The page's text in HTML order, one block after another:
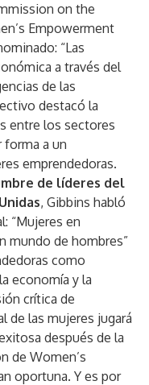
on the
Empowerment
“Las
a través del
de las
destacó la
entre los sectores
forma a un
emprendedoras.
de líderes del
, Gibbins habló
“Mujeres en
mundo de hombres”
como
economía y la
crítica de
de las mujeres jugará
después de la
de Women’s
oportuna. Y es por